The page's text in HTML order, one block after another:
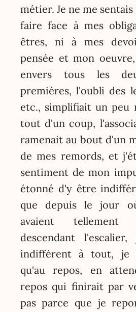
métier. Je ne me
faire face à mes
êtres, ni à mes
pensée et mon
envers tous les
premières, l'oubli des
etc., simplifiait un peu
tout d'un coup,
ramenait au bout d'un
de mes remords, et
sentiment de mon
étonné d'y être
que depuis le jour
avaient
descendant
indifférent à tout, je
qu'au repos, en
repos qui finirait par
pas parce que je